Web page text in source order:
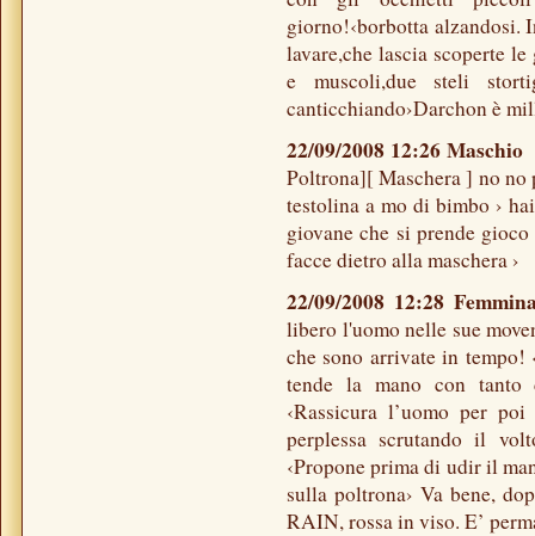
giorno!‹borbotta alzandosi.
lavare,che lascia scoperte
e muscoli,due steli
canticchiando›Darchon è
22/09/2008 12:26
Poltrona][ Maschera ] no no
testolina a mo di bimbo ›
giovane che si prende
facce dietro alla maschera ›
22/09/2008 12:28
libero l'uomo nelle sue
che sono arrivate in
tende la mano con tanto
‹Rassicura l’uomo per
perplessa scrutando il
‹Propone prima di udir il
sulla poltrona› Va bene,
RAIN, rossa in viso. E’